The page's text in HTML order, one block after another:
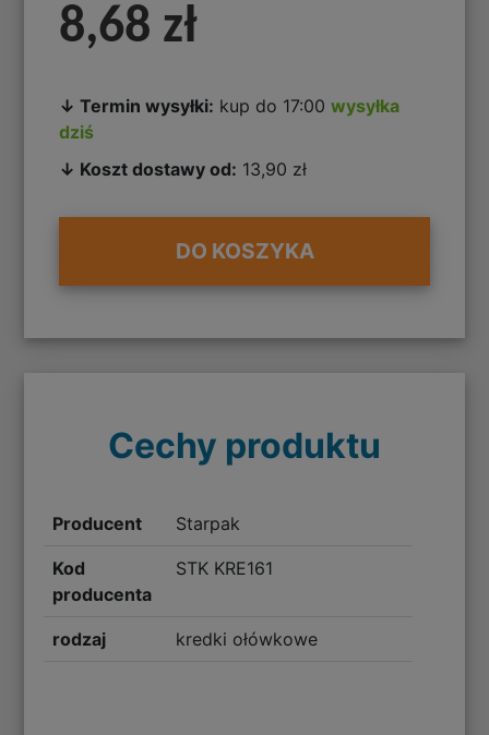
8,68 zł
↓ Termin wysyłki: kup do 17:00wysyłka
dziś
↓ Koszt dostawy od: 13,90 zł
DO KOSZYKA
Cechy produktu
Producent Starpak
Kod
producenta
STK KRE161
rodzaj kredki ołówkowe